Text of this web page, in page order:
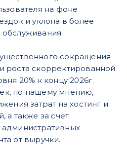
на фоне
и уклона в более
сокращения
роста скорректированной
20% к концу 2026г.
по нашему мнению,
затрат на хостинг и
а также за счет
от выручки.